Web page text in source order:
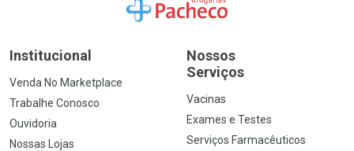
Ir para a Home
Institucional
Venda No Marketplace
Trabalhe Conosco
Ouvidoria
Nossas Lojas
Nossos
Serviços
Vacinas
Exames e Testes
Serviços Farmacêuticos